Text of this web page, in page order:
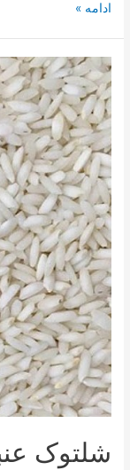
ادامه »
شلتوک